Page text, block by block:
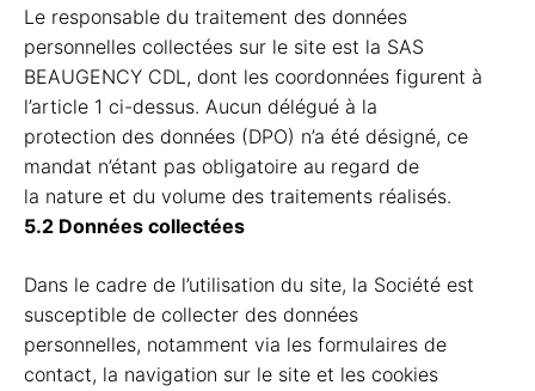
Le responsable du traitement des données
personnelles collectées sur le site est la SAS
BEAUGENCY CDL, dont les coordonnées figurent à
l’article 1 ci-dessus. Aucun délégué à la
protection des données (DPO) n’a été désigné, ce
mandat n’étant pas obligatoire au regard de
la nature et du volume des traitements réalisés.
5.2 Données collectées
Dans le cadre de l’utilisation du site, la Société est
susceptible de collecter des données
personnelles, notamment via les formulaires de
contact, la navigation sur le site et les cookies